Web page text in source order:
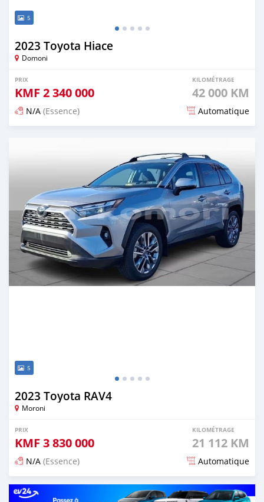
5
2023 Toyota Hiace
Domoni
PRIX
KMF 2 340 000
KILOMÉTRAGE
42 000 KM
N/A (Essence) Automatique
5
2023 Toyota RAV4
Moroni
PRIX
KMF 3 830 000
KILOMÉTRAGE
21 112 KM
N/A (Essence) Automatique
Publié il y a 5 mois